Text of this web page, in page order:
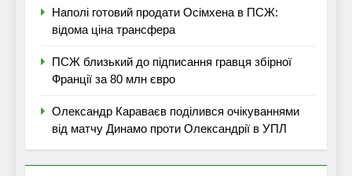
Наполі готовий продати Осімхена в ПСЖ:
відома ціна трансфера
ПСЖ близький до підписання гравця збірної
Франції за 80 млн євро
Олександр Караваєв поділився очікуваннями
від матчу Динамо проти Олександрії в УПЛ